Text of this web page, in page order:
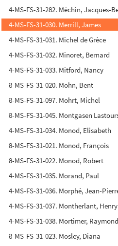
4-MS-FS-31-282. Méchin, Jacques-
4-MS-FS-31-030. Merrill, James
4-MS-FS-31-031. Michel de Grèce
4-MS-FS-31-032. Minoret, Bernard
4-MS-FS-31-033. Mitford, Nancy
8-MS-FS-31-020. Mohn, Bent
8-MS-FS-31-097. Mohrt, Michel
8-MS-FS-31-045. Montgasen
4-MS-FS-31-034. Monod, Elisabeth
8-MS-FS-31-021. Monod, François
8-MS-FS-31-022. Monod, Robert
4-MS-FS-31-035. Morand, Paul
4-MS-FS-31-036. Morphé, Jean-
4-MS-FS-31-037. Montherlant,
4-MS-FS-31-038. Mortimer,
8-MS-FS-31-023. Mosley, Diana